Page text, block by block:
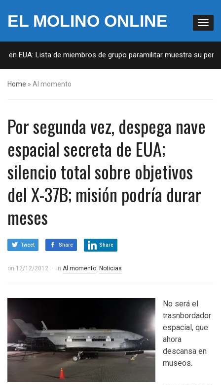
EL MOLINO ONLINE
EUA: Lista de miembros de grupo paramilitar muestra su
Home » Al momento
Por segunda vez, despega nave
espacial secreta de EUA;
silencio total sobre objetivos
del X-37B; misión podría durar
meses
Tweet Share Share
on 12/12/2012 in Al momento, Noticias
No será el
trasnbordador
espacial, que
ahora
descansa en
museos.